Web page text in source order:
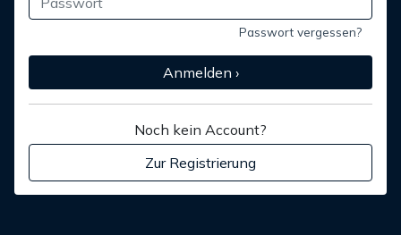
Passwort vergessen?
Anmelden ›
Noch kein Account?
Zur Registrierung